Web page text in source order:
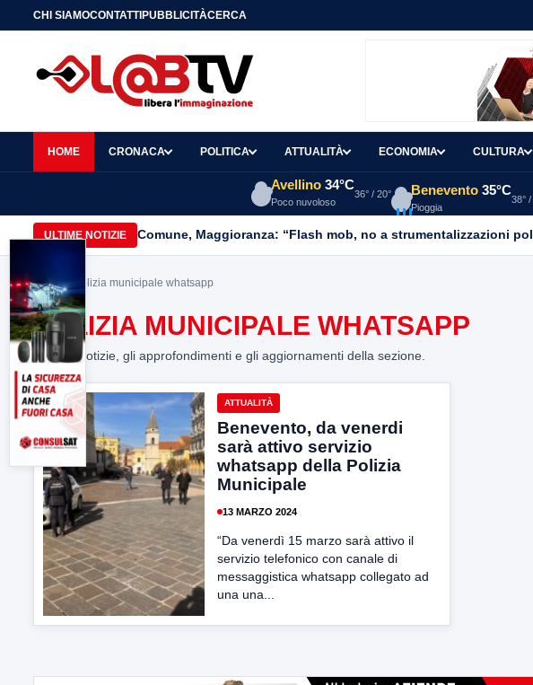
CHI SIAMOCONTATTIPUBBLICITÀCERCA
HOME CRONACA POLITICA ATTUALITÀ ECONOMIA CULTURA
Avellino 34°C
Poco nuvoloso
36° / 20° Benevento 35°C
Pioggia
38° /
ULTIME NOTIZIE Comune, Maggioranza: “Flash mob, no a strumentalizzazioni
Home> polizia municipale whatsapp
POLIZIA MUNICIPALE WHATSAPP
Tutte le notizie, gli approfondimenti e gli aggiornamenti della sezione.
ATTUALITÀ
Benevento, da venerdi
sarà attivo servizio
whatsapp della Polizia
Municipale
13 MARZO 2024
“Da venerdì 15 marzo sarà attivo il
servizio telefonico con canale di
messaggistica whatsapp collegato ad
una una...